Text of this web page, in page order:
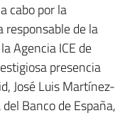
cabo por la
responsable de la
Agencia ICE de
presencia
José Luis Martínez-
Banco de España,